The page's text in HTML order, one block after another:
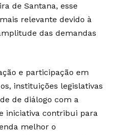
de Santana, esse
relevante devido à
das demandas
e participação em
instituições legislativas
de diálogo com a
iniciativa contribui para
melhor o